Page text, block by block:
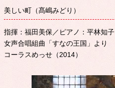
美しい町（髙嶋みどり）
指揮：福田美保／ピアノ：平林知子
女声合唱組曲「すなの王国」より
コーラスめっせ（2014）